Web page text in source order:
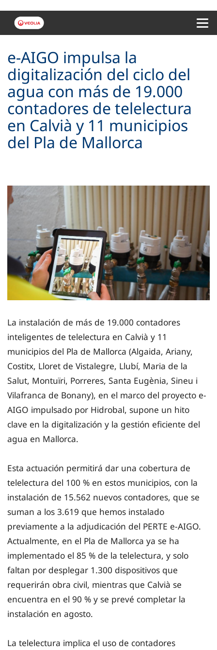
e-AIGO impulsa la
digitalización del ciclo del
agua con más de 19.000
contadores de telelectura
en Calvià y 11 municipios
del Pla de Mallorca
La instalación de más de 19.000 contadores
inteligentes de telelectura en Calvià y 11
municipios del Pla de Mallorca (Algaida, Ariany,
Costitx, Lloret de Vistalegre, Llubí, Maria de la
Salut, Montuïri, Porreres, Santa Eugènia, Sineu i
Vilafranca de Bonany), en el marco del proyecto e-
AIGO impulsado por Hidrobal, supone un hito
clave en la digitalización y la gestión eficiente del
agua en Mallorca.
Esta actuación permitirá dar una cobertura de
telelectura del 100 % en estos municipios, con la
instalación de 15.562 nuevos contadores, que se
suman a los 3.619 que hemos instalado
previamente a la adjudicación del PERTE e-AIGO.
Actualmente, en el Pla de Mallorca ya se ha
implementado el 85 % de la telelectura, y solo
faltan por desplegar 1.300 dispositivos que
requerirán obra civil, mientras que Calvià se
encuentra en el 90 % y se prevé completar la
instalación en agosto.
La telelectura implica el uso de contadores